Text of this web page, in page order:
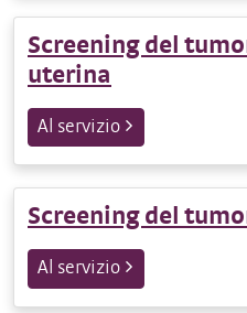
Screening del
uterina
Al servizio
Screening del
Al servizio